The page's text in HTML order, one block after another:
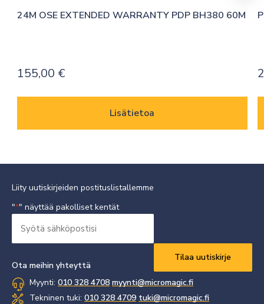
24M OSE EXTENDED WARRANTY PDP BH380 60M
155,00 €
Lisätietoa
Liity uutiskirjeiden postituslistallemme
"*" näyttää pakolliset kentät
sähköpostisi
Ota meihin yhteyttä
Myynti: 010 328 4708 myynti@micromagic.fi
Tekninen tuki: 010 328 4709 tuki@micromagic.fi